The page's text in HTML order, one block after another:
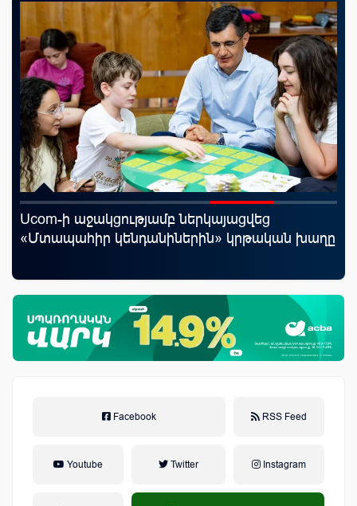
Ucom-ի աջակցությամբ ներկայացվեց
«Մտապահիր կենդանիներին» կրթական խաղը
Facebook RSS Feed
Youtube Twitter Instagram